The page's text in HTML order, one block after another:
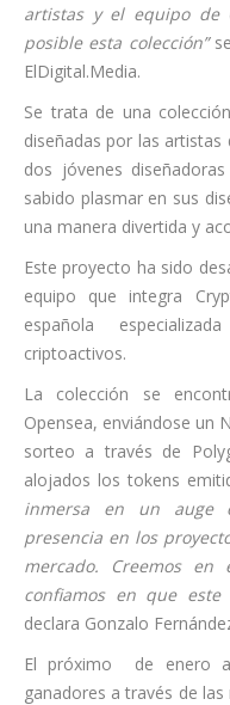
artistas y el equipo de
posible esta colección”
ElDigital.Media.
Se trata de una
diseñadas por las artistas
dos jóvenes
sabido plasmar en sus
una manera divertida y
Este proyecto ha sido
equipo que integra
española
criptoactivos.
La colección se
Opensea, enviándose un
sorteo a través de
alojados los tokens
inmersa en un auge
presencia en los
mercado. Creemos en
confiamos en que
declara Gonzalo
El próximo de enero
ganadores a través de